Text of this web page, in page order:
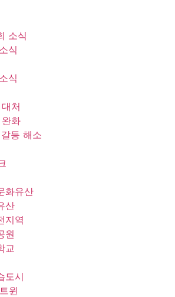
소식
식
식
처
화
등 해소
화유산
산
지역
원
교
도시
윈